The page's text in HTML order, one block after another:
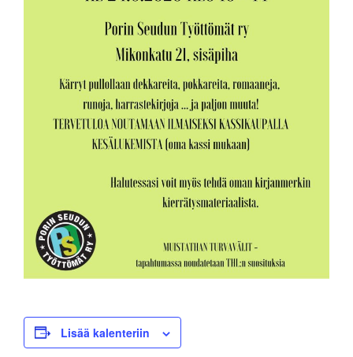
Lisää kalenteriin